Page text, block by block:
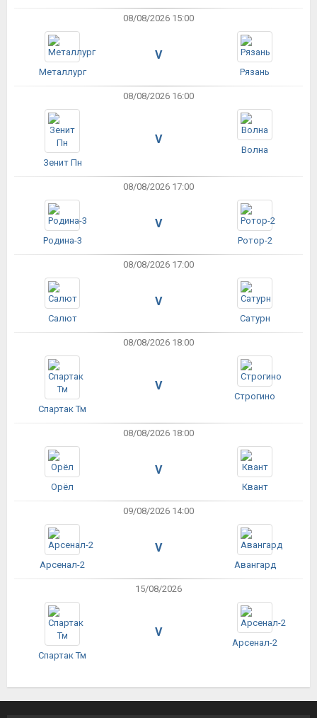
08/08/2026 15:00
Металлург
V
Рязань
08/08/2026 16:00
Зенит Пн
V
Волна
08/08/2026 17:00
Родина-3
V
Ротор-2
08/08/2026 17:00
Салют
V
Сатурн
08/08/2026 18:00
Спартак Тм
V
Строгино
08/08/2026 18:00
Орёл
V
Квант
09/08/2026 14:00
Арсенал-2
V
Авангард
15/08/2026
Спартак Тм
V
Арсенал-2